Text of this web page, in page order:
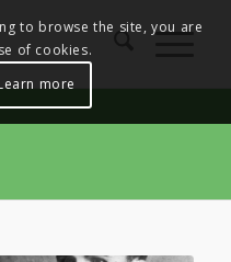
to browse the site, you are
of cookies.
more